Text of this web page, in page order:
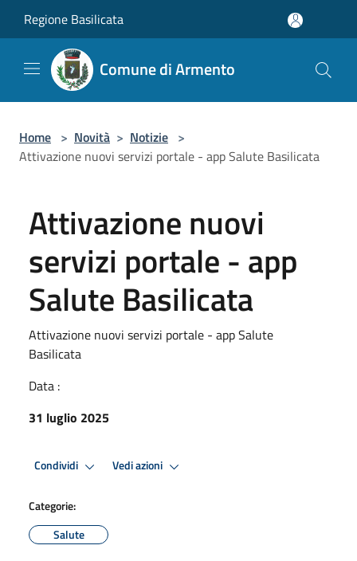
Regione Basilicata
Comune di Armento
Home > Novità > Notizie >
Attivazione nuovi servizi portale - app Salute Basilicata
Attivazione nuovi
servizi portale - app
Salute Basilicata
Attivazione nuovi servizi portale - app Salute
Basilicata
Data :
31 luglio 2025
Condividi Vedi azioni
Categorie:
Salute